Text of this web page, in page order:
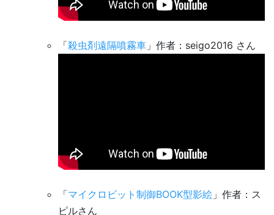
「殺虫剤遠隔噴霧車 」作者：seigo2016 さん
「マイクロビット制御BOOK型影絵 」作者：ス
ピルさん